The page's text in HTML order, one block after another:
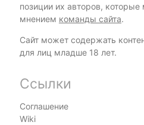
позиции их авторов, которые
мнением команды сайта.
Сайт может содержать
для лиц младше 18 лет.
Ссылки
Соглашение
Wiki